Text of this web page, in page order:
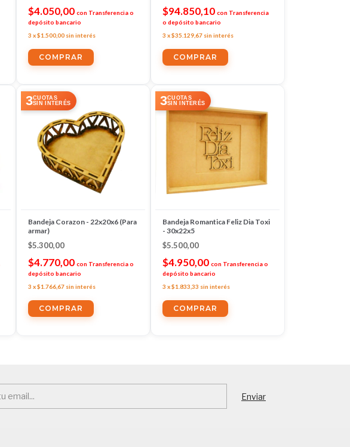
$4.050,00 con Transferencia o
depósito bancario
3 x$1.500,00 sin interés
$94.850,10 con Transferencia
o depósito bancario
3 x$35.129,67 sin interés
3CUOTAS
SIN INTERÉS
Bandeja Corazon - 22x20x6 (Para
armar)
$5.300,00
$4.770,00 con Transferencia o
depósito bancario
3 x$1.766,67 sin interés
3CUOTAS
SIN INTERÉS
Bandeja Romantica Feliz Dia Toxi
- 30x22x5
$5.500,00
$4.950,00 con Transferencia o
depósito bancario
3 x$1.833,33 sin interés